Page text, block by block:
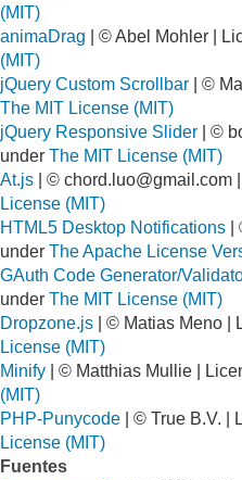
(MIT)
animaDrag | © Abel Mohler |
(MIT)
jQuery Custom Scrollbar | ©
The MIT License (MIT)
jQuery Responsive Slider | ©
under The MIT License (MIT)
At.js | © chord.luo@gmail.com
License (MIT)
HTML5 Desktop Notifications |
under The Apache License
GAuth Code Generator/
under The MIT License (MIT)
Dropzone.js | © Matias Meno |
License (MIT)
Minify | © Matthias Mullie |
(MIT)
PHP-Punycode | © True B.V. |
License (MIT)
Fuentes